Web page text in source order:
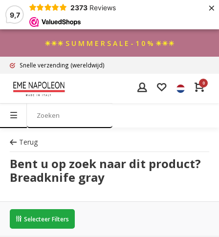
9,7
2373 Reviews ×
☀☀☀ S U M M E R S A L E - 1 0 % ☀☀☀
Snelle verzending (wereldwijd)
0
Terug
Bent u op zoek naar dit product?
Breadknife gray
Selecteer Filters